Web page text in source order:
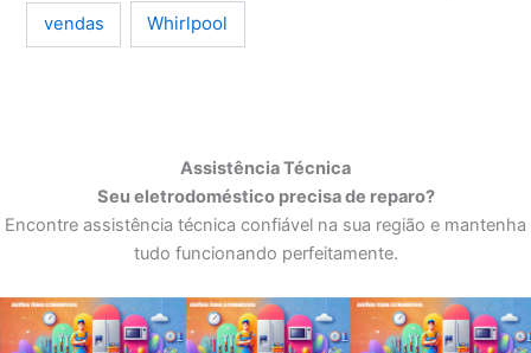
vendas Whirlpool
Assistência Técnica
Seu eletrodoméstico precisa de reparo?
Encontre assistência técnica confiável na sua região e mantenha
tudo funcionando perfeitamente.